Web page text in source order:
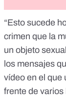
“Esto sucede
crimen que la
un objeto
los mensajes
vídeo en el que
frente de varios